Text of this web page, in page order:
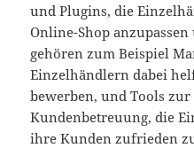
und Plugins, die
Online-Shop
gehören zum Beispiel
Einzelhändlern dabei
bewerben, und Tools zur
Kundenbetreuung, die
ihre Kunden zufrieden